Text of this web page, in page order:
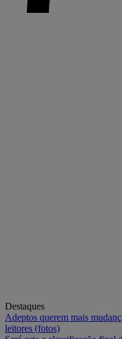
Destaques
Adeptos querem mais
leitores (fotos)